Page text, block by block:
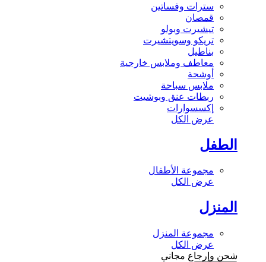
سترات وفساتين
قمصان
تيشيرت وبولو
تريكو وسويتشيرت
بناطيل
معاطف وملابس خارجية
أوشحة
ملابس سباحة
ربطات عنق وبوشيت
إكسسوارات
عرض الكل
الطفل
مجموعة الأطفال
عرض الكل
المنزل
مجموعة المنزل
عرض الكل
شحن وإرجاع مجاني